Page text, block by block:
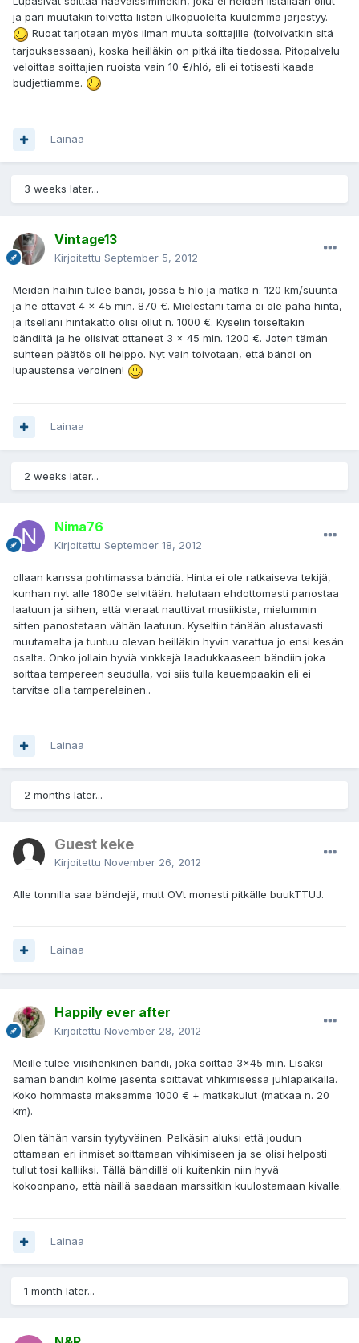
ja pari muutakin toivetta listan ulkopuolelta kuulemma järjestyy.
Ruoat tarjotaan myös ilman muuta soittajille (toivoivatkin sitä
tarjouksessaan), koska heilläkin on pitkä ilta tiedossa. Pitopalvelu
veloittaa soittajien ruoista vain 10 €/hlö, eli ei totisesti kaada
budjettiamme.
Lainaa
3 weeks later...
Vintage13
Kirjoitettu September 5, 2012
Meidän häihin tulee bändi, jossa 5 hlö ja matka n. 120 km/suunta
ja he ottavat 4 x 45 min. 870 €. Mielestäni tämä ei ole paha hinta,
ja itselläni hintakatto olisi ollut n. 1000 €. Kyselin toiseltakin
bändiltä ja he olisivat ottaneet 3 x 45 min. 1200 €. Joten tämän
suhteen päätös oli helppo. Nyt vain toivotaan, että bändi on
lupaustensa veroinen!
Lainaa
2 weeks later...
Nima76
Kirjoitettu September 18, 2012
ollaan kanssa pohtimassa bändiä. Hinta ei ole ratkaiseva tekijä,
kunhan nyt alle 1800e selvitään. halutaan ehdottomasti panostaa
laatuun ja siihen, että vieraat nauttivat musiikista, mielummin
sitten panostetaan vähän laatuun. Kyseltiin tänään alustavasti
muutamalta ja tuntuu olevan heilläkin hyvin varattua jo ensi kesän
osalta. Onko jollain hyviä vinkkejä laadukkaaseen bändiin joka
soittaa tampereen seudulla, voi siis tulla kauempaakin eli ei
tarvitse olla tamperelainen..
Lainaa
2 months later...
Guest keke
Kirjoitettu November 26, 2012
Alle tonnilla saa bändejä, mutt OVt monesti pitkälle buukTTUJ.
Lainaa
Happily ever after
Kirjoitettu November 28, 2012
Meille tulee viisihenkinen bändi, joka soittaa 3x45 min. Lisäksi
saman bändin kolme jäsentä soittavat vihkimisessä juhlapaikalla.
Koko hommasta maksamme 1000 € + matkakulut (matkaa n. 20
km).
Olen tähän varsin tyytyväinen. Pelkäsin aluksi että joudun
ottamaan eri ihmiset soittamaan vihkimiseen ja se olisi helposti
tullut tosi kalliiksi. Tällä bändillä oli kuitenkin niin hyvä
kokoonpano, että näillä saadaan marssitkin kuulostamaan kivalle.
Lainaa
1 month later...